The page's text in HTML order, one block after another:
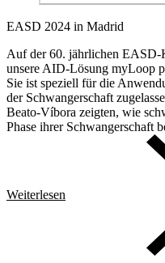
EASD 2024 in Madrid
Auf der 60. jährlichen
unsere AID-Lösung myLoop
Sie ist speziell für die
der Schwangerschaft
Beato-Víbora zeigten, wie
Phase ihrer Schwangerschaft
Weiterlesen